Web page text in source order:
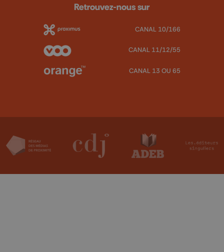
Retrouvez-nous sur
CANAL 10/166
CANAL 11/12/55
CANAL 13 OU 65